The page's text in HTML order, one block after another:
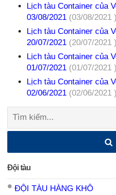
Lịch tàu Container của
03/08/2021 (03/08/2021 )
Lịch tàu Container của
20/07/2021 (20/07/2021 )
Lịch tàu Container của
01/07/2021 (01/07/2021 )
Lịch tàu Container của
02/06/2021 (02/06/2021 )
Tìm
Đội tàu
ĐỘI TÀU HÀNG KHÔ